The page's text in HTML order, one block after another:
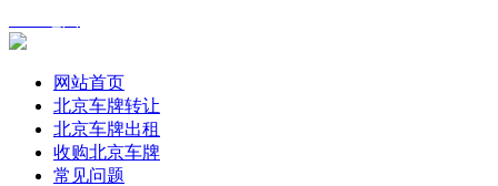
网站首页
北京车牌转让
北京车牌出租
收购北京车牌
常见问题